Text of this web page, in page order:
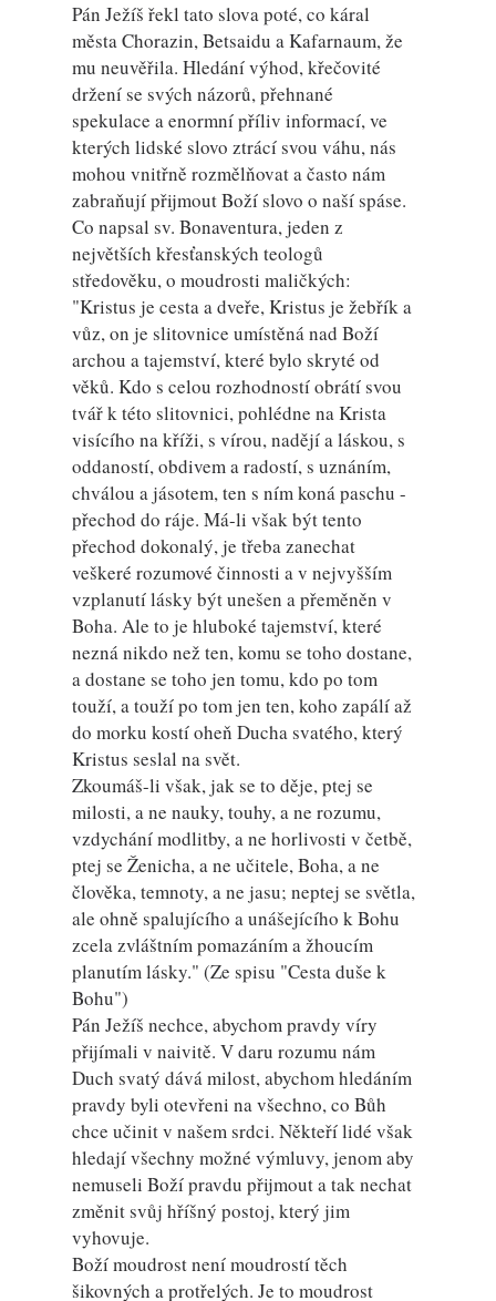
Pán Ježíš řekl tato slova poté, co káral
města Chorazin, Betsaidu a Kafarnaum, že
mu neuvěřila. Hledání výhod, křečovité
držení se svých názorů, přehnané
spekulace a enormní příliv informací, ve
kterých lidské slovo ztrácí svou váhu, nás
mohou vnitřně rozmělňovat a často nám
zabraňují přijmout Boží slovo o naší spáse.
Co napsal sv. Bonaventura, jeden z
největších křesťanských teologů
středověku, o moudrosti maličkých:
"Kristus je cesta a dveře, Kristus je žebřík a
vůz, on je slitovnice umístěná nad Boží
archou a tajemství, které bylo skryté od
věků. Kdo s celou rozhodností obrátí svou
tvář k této slitovnici, pohlédne na Krista
visícího na kříži, s vírou, nadějí a láskou, s
oddaností, obdivem a radostí, s uznáním,
chválou a jásotem, ten s ním koná paschu -
přechod do ráje. Má-li však být tento
přechod dokonalý, je třeba zanechat
veškeré rozumové činnosti a v nejvyšším
vzplanutí lásky být unešen a přeměněn v
Boha. Ale to je hluboké tajemství, které
nezná nikdo než ten, komu se toho dostane,
a dostane se toho jen tomu, kdo po tom
touží, a touží po tom jen ten, koho zapálí až
do morku kostí oheň Ducha svatého, který
Kristus seslal na svět.
Zkoumáš-li však, jak se to děje, ptej se
milosti, a ne nauky, touhy, a ne rozumu,
vzdychání modlitby, a ne horlivosti v četbě,
ptej se Ženicha, a ne učitele, Boha, a ne
člověka, temnoty, a ne jasu; neptej se světla,
ale ohně spalujícího a unášejícího k Bohu
zcela zvláštním pomazáním a žhoucím
planutím lásky." (Ze spisu "Cesta duše k
Bohu")
Pán Ježíš nechce, abychom pravdy víry
přijímali v naivitě. V daru rozumu nám
Duch svatý dává milost, abychom hledáním
pravdy byli otevřeni na všechno, co Bůh
chce učinit v našem srdci. Někteří lidé však
hledají všechny možné výmluvy, jenom aby
nemuseli Boží pravdu přijmout a tak nechat
změnit svůj hříšný postoj, který jim
vyhovuje.
Boží moudrost není moudrostí těch
šikovných a protřelých. Je to moudrost